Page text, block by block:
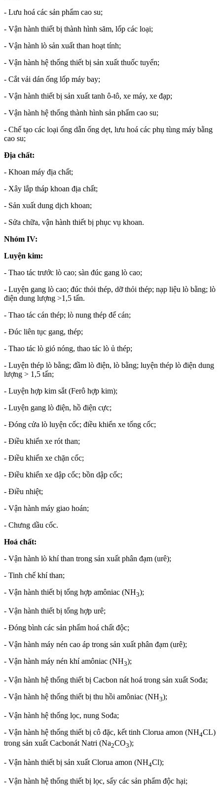
- Lưu hoá các sản phẩm cao su;
- Vận hành thiết bị thành hình săm, lốp các loại;
- Vận hành lò sản xuất than hoạt tính;
- Vận hành hệ thống thiết bị sản xuất thuốc tuyển;
- Cắt vải dán ống lốp máy bay;
- Vận hành thiết bị sản xuất tanh ô-tô, xe máy, xe đạp;
- Vận hành hệ thống thành hình sản phẩm cao su;
- Chế tạo các loại ống dẫn ống dẹt, lưu hoá các phụ tùng máy bằng
cao su;
Địa chất:
- Khoan máy địa chất;
- Xây lắp tháp khoan địa chất;
- Sản xuất dung dịch khoan;
- Sửa chữa, vận hành thiết bị phục vụ khoan.
Nhóm IV:
Luyện kim:
- Thao tác trước lò cao; sàn đúc gang lò cao;
- Luyện gang lò cao; đúc thỏi thép, dỡ thỏi thép; nạp liệu lò bằng; lò
điện dung lượng >1,5 tấn.
- Thao tác cán thép; lò nung thép để cán;
- Đúc liên tục gang, thép;
- Thao tác lò gió nóng, thao tác lò ủ thép;
- Luyện thép lò bằng; đầm lò điện, lò bằng; luyện thép lò điện dung
lượng > 1,5 tấn;
- Luyện hợp kim sắt (Ferô hợp kim);
- Luyện gang lò điện, hồ điện cực;
- Đóng cửa lò luyện cốc; điều khiển xe tống cốc;
- Điều khiển xe rót than;
- Điều khiển xe chặn cốc;
- Điều khiển xe dập cốc; bồn dập cốc;
- Điều nhiệt;
- Vận hành máy giao hoán;
- Chưng dầu cốc.
Hoá chất:
- Vận hành lò khí than trong sản xuất phân đạm (urê);
- Tinh chế khí than;
- Vận hành thiết bị tổng hợp amôniac (NH3);
- Vận hành thiết bị tổng hợp urê;
- Đóng bình các sản phẩm hoá chất độc;
- Vận hành máy nén cao áp trong sản xuất phân đạm (urê);
- Vận hành máy nén khí amôniac (NH3);
- Vận hành hệ thống thiết bị Cacbon nát hoá trong sản xuất Sođa;
- Vận hành hệ thống thiết bị thu hồi amôniac (NH3);
- Vận hành hệ thống lọc, nung Sođa;
- Vận hành hệ thống thiết bị cô đặc, kết tinh Clorua amon (NH4CL)
trong sản xuất Cacbonát Natri (Na2CO3);
- Vận hành thiết bị sản xuất Clorua amon (NH4Cl);
- Vận hành hệ thống thiết bị lọc, sấy các sản phẩm độc hại;